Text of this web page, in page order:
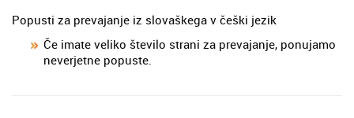
Popusti za prevajanje iz slovaškega v češki jezik
Če imate veliko število strani za prevajanje, ponujamo
neverjetne popuste.